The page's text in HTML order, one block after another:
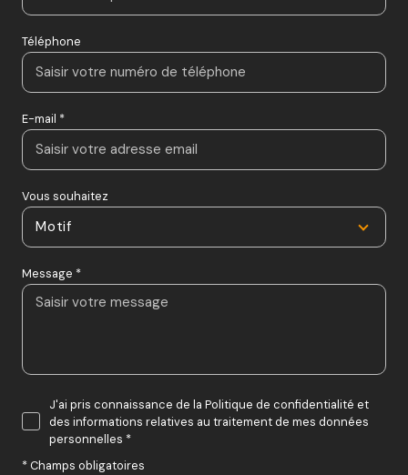
Téléphone
E-mail *
Vous souhaitez
Motif
Message *
J'ai pris connaissance de la Politique de confidentialité et
des informations relatives au traitement de mes données
personnelles *
* Champs obligatoires